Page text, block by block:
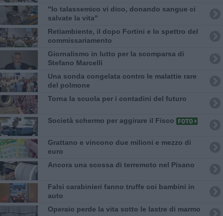
"Io talassemico vi dico, donando sangue ci
salvate la vita"
Retiambiente, il dopo Fortini e lo spettro del
commissariamento
Giornalismo in lutto per la scomparsa di
Stefano Marcelli
Una sonda congelata contro le malattie rare
del polmone
Torna la scuola per i contadini del futuro
Società schermo per aggirare il Fisco
Grattano e vincono due milioni e mezzo di
euro
Ancora una scossa di terremoto nel Pisano
Falsi carabinieri fanno truffe coi bambini in
auto
Operaio perde la vita sotto le lastre di marmo